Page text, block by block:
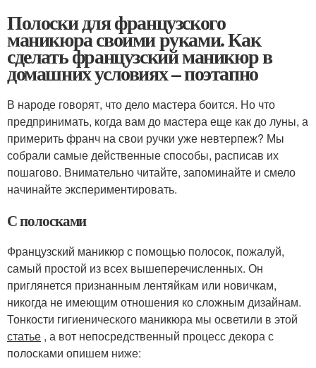
Полоски для французского
маникюра своими руками. Как
сделать французский маникюр в
домашних условиях – поэтапно
В народе говорят, что дело мастера боится. Но что
предпринимать, когда вам до мастера еще как до луны, а
примерить франч на свои ручки уже невтерпеж? Мы
собрали самые действенные способы, расписав их
пошагово. Внимательно читайте, запоминайте и смело
начинайте экспериментировать.
С полосками
Французский маникюр с помощью полосок, пожалуй,
самый простой из всех вышеперечисленных. Он
приглянется признанным лентяйкам или новичкам,
никогда не имеющим отношения ко сложным дизайнам.
Тонкости гигиенического маникюра мы осветили в этой
статье , а вот непосредственный процесс декора с
полосками опишем ниже: